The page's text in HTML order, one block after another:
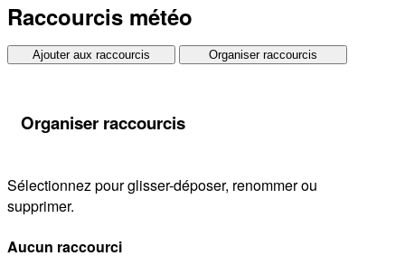
Raccourcis météo
Ajouter aux raccourcis Organiser raccourcis
Organiser raccourcis
Sélectionnez pour glisser-déposer, renommer ou
supprimer.
Aucun raccourci